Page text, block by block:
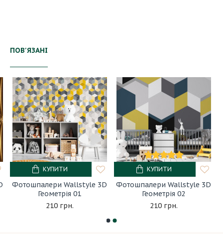
ПОВ'ЯЗАНІ
Фотошпалери Wallstyle 3D
Геометрія 01
210 грн.
КУПИТИ
Фотошпалери Wallstyle 3D
Геометрія 02
210 грн.
КУПИТИ